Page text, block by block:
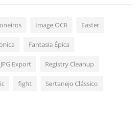
Image OCR Easter
Fantasia Épica
JPG Export Registry Cleanup
fight Sertanejo Clássico